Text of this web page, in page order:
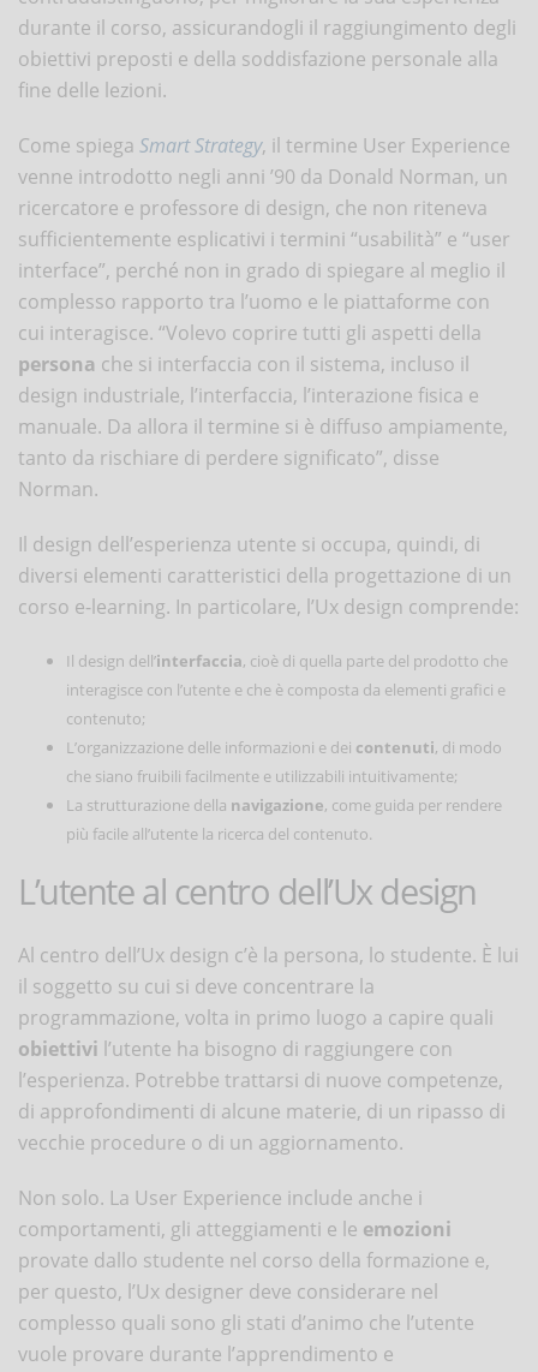
durante il corso, assicurandogli il raggiungimento degli
obiettivi preposti e della soddisfazione personale alla
fine delle lezioni.
Come spiega Smart Strategy, il termine User Experience
venne introdotto negli anni ’90 da Donald Norman, un
ricercatore e professore di design, che non riteneva
sufficientemente esplicativi i termini “usabilità” e “user
interface”, perché non in grado di spiegare al meglio il
complesso rapporto tra l’uomo e le piattaforme con
cui interagisce. “Volevo coprire tutti gli aspetti della
persona che si interfaccia con il sistema, incluso il
design industriale, l’interfaccia, l’interazione fisica e
manuale. Da allora il termine si è diffuso ampiamente,
tanto da rischiare di perdere significato”, disse
Norman.
Il design dell’esperienza utente si occupa, quindi, di
diversi elementi caratteristici della progettazione di un
corso e-learning. In particolare, l’Ux design comprende:
Il design dell’interfaccia, cioè di quella parte del prodotto che
interagisce con l’utente e che è composta da elementi grafici e
contenuto;
L’organizzazione delle informazioni e dei contenuti, di modo
che siano fruibili facilmente e utilizzabili intuitivamente;
La strutturazione della navigazione, come guida per rendere
più facile all’utente la ricerca del contenuto.
L’utente al centro dell’Ux design
Al centro dell’Ux design c’è la persona, lo studente. È lui
il soggetto su cui si deve concentrare la
programmazione, volta in primo luogo a capire quali
obiettivi l’utente ha bisogno di raggiungere con
l’esperienza. Potrebbe trattarsi di nuove competenze,
di approfondimenti di alcune materie, di un ripasso di
vecchie procedure o di un aggiornamento.
Non solo. La User Experience include anche i
comportamenti, gli atteggiamenti e le emozioni
provate dallo studente nel corso della formazione e,
per questo, l’Ux designer deve considerare nel
complesso quali sono gli stati d’animo che l’utente
vuole provare durante l’apprendimento e